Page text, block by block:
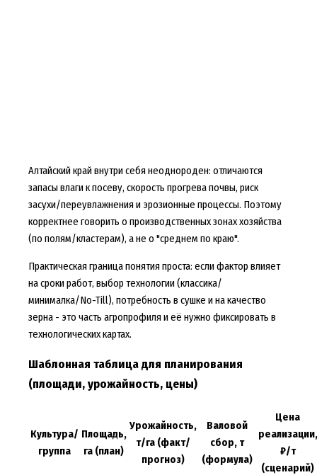
Алтайский край внутри себя неоднороден: отличаются
запасы влаги к посеву, скорость прогрева почвы, риск
засухи/переувлажнения и эрозионные процессы. Поэтому
корректнее говорить о производственных зонах хозяйства
(по полям/кластерам), а не о "среднем по краю".
Практическая граница понятия проста: если фактор влияет
на сроки работ, выбор технологии (классика/
минималка/No-Till), потребность в сушке и на качество
зерна - это часть агропрофиля и её нужно фиксировать в
технологических картах.
Шаблонная таблица для планирования
(площади, урожайность, цены)
Культура/
группа
Площадь,
га (план)
Урожайность,
т/га (факт/
прогноз)
Валовой
сбор, т
(формула)
Цена
реализации,
₽/т
(сценарий)